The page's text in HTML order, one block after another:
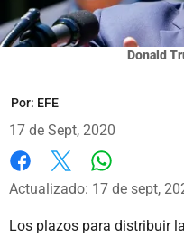
Donald
Por: EFE
17 de Sept, 2020
Facebook
X
Actualizado: 17 de sept,
Los plazos para distribuir